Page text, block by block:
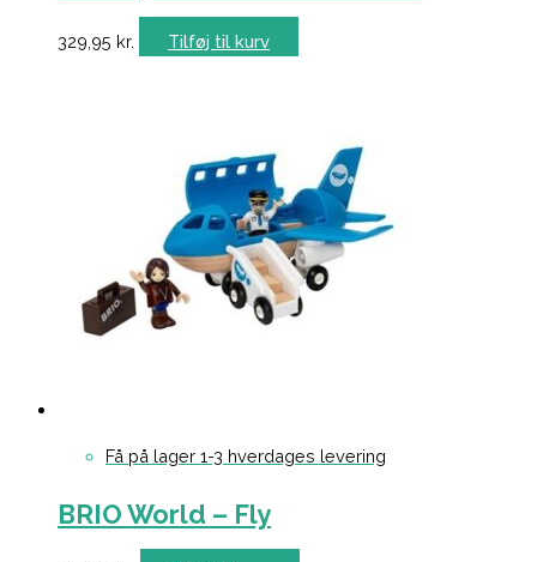
329,95 kr. Tilføj til kurv
Få på lager 1-3 hverdages levering
BRIO World – Fly